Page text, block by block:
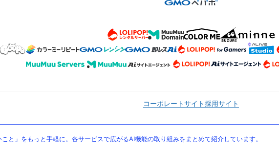
コーポレートサイト採用サイト
と」をもっと手軽に。各サービスで広がるAI機能の取り組みをまとめて紹介しています。